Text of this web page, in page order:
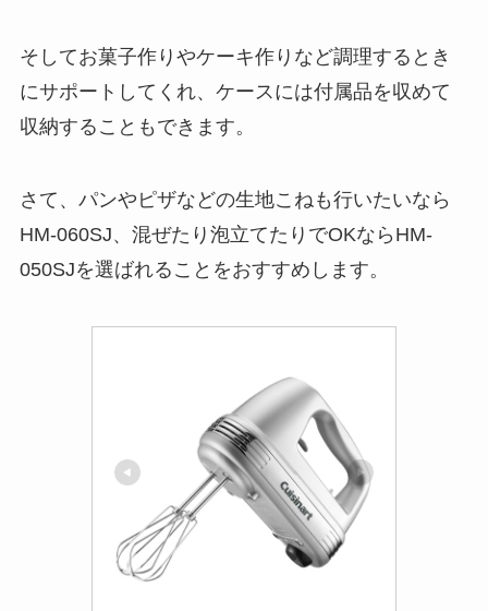
そしてお菓子作りやケーキ作りなど調理するとき
にサポートしてくれ、ケースには付属品を収めて
収納することもできます。
さて、パンやピザなどの生地こねも行いたいなら
HM-060SJ、混ぜたり泡立てたりでOKならHM-
050SJを選ばれることをおすすめします。